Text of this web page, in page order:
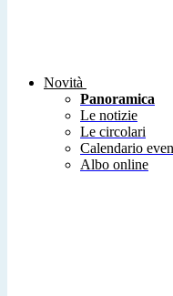
Novità
Panoramica
Le notizie
Le circolari
Calendario
Albo online